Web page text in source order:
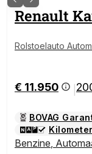
Renault
Rolstoelauto
€ 11.950
BOVAG
Benzine,